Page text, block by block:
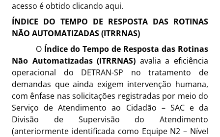
acesso é obtido clicando aqui.
ÍNDICE DO TEMPO DE RESPOSTA DAS ROTINAS
NÃO AUTOMATIZADAS (ITRRNAS)
O Índice do Tempo de Resposta das Rotinas
Não Automatizadas (ITRRNAS) avalia a eficiência
operacional do DETRAN-SP no tratamento de
demandas que ainda exigem intervenção humana,
com ênfase nas solicitações registradas por meio do
Serviço de Atendimento ao Cidadão – SAC e da
Divisão de Supervisão do Atendimento
(anteriormente identificada como Equipe N2 – Nível